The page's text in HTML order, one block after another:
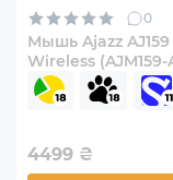
0
Мышь Ajazz AJ159
Wireless (AJM159-
Blue
4499 ₴